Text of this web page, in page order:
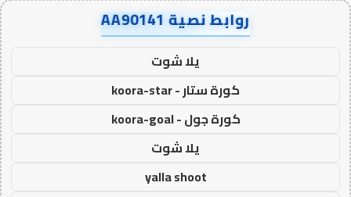
روابط نصية AA90141
يلا شوت
كورة ستار - koora-star
كورة جول - koora-goal
يلا شوت
yalla shoot